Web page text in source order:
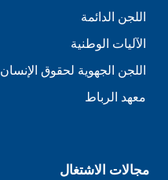
اللجن الدائمة
الآليات الوطنية
اللجن الجهوية لحقوق الإنسان
معهد الرباط
مجالات الاشتغال